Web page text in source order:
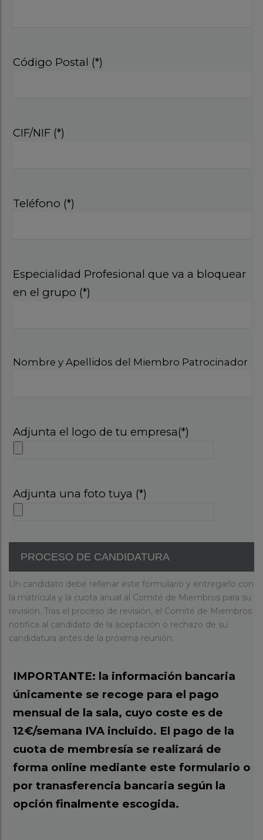
Código Postal (*)
CIF/NIF (*)
Teléfono (*)
Especialidad Profesional que va a bloquear
en el grupo (*)
Nombre y Apellidos del Miembro Patrocinador
Adjunta el logo de tu empresa(*)
Adjunta una foto tuya (*)
PROCESO DE CANDIDATURA
Un candidato debe rellenar este formulario y entregarlo con
la matrícula y la cuota anual al Comité de Miembros para su
revisión. Tras el proceso de revisión, el Comité de Miembros
notifica al candidato de la aceptación o rechazo de su
candidatura antes de la próxima reunión.
IMPORTANTE: la información bancaria
únicamente se recoge para el pago
mensual de la sala, cuyo coste es de
12€/semana IVA incluido. El pago de la
cuota de membresía se realizará de
forma online mediante este formulario o
por tranasferencia bancaria según la
opción finalmente escogida.